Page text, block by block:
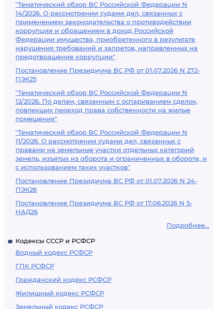
"Тематический обзор ВС Российской Федерации N
14/2026. О рассмотрении судами дел, связанных с
применением законодательства о противодействии
коррупции и обращением в доход Российской
Федерации имущества, приобретенного в результате
нарушения требований и запретов, направленных на
предотвращение коррупции"
Постановление Президиума ВС РФ от 01.07.2026 N 272-
ПЭК25
"Тематический обзор ВС Российской Федерации N
12/2026. По делам, связанным с оспариванием сделок,
повлекших переход права собственности на жилые
помещения"
"Тематический обзор ВС Российской Федерации N
11/2026. О рассмотрении судами дел, связанных с
правами на земельные участки отдельных категорий
земель, изъятых из оборота и ограниченных в обороте, и
с использованием таких участков"
Постановление Президиума ВС РФ от 01.07.2026 N 24-
ПЭК26
Постановление Президиума ВС РФ от 17.06.2026 N 5-
НАД26
Подробнее...
Кодексы СССР и РСФСР
Водный кодекс РСФСР
ГПК РСФСР
Гражданский кодекс РСФСР
Жилищный кодекс РСФСР
Земельный кодекс РСФСР